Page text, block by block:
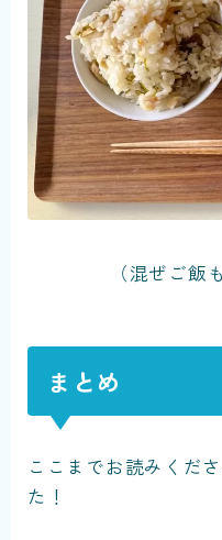
（混ぜご飯
まとめ
ここまでお読みくだ
た！